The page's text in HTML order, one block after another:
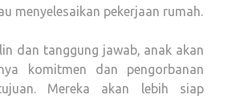
menyelesaikan pekerjaan rumah.
dan tanggung jawab, anak akan
komitmen dan pengorbanan
Mereka akan lebih siap